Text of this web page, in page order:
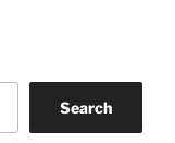
Search